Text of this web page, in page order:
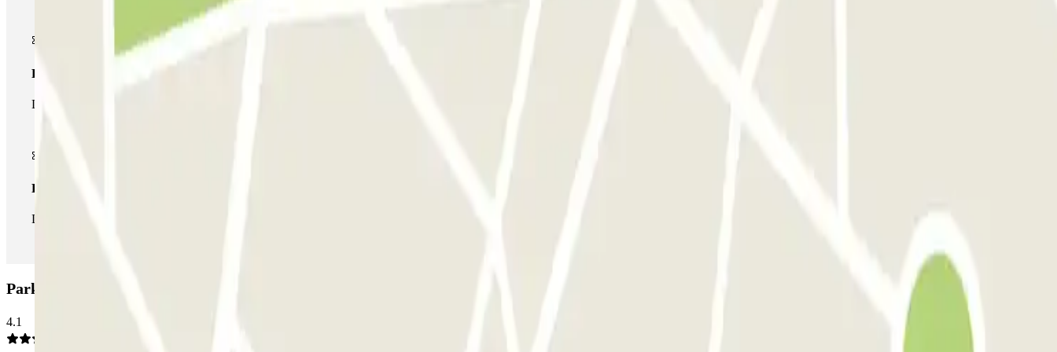
Pase multiparking
Durante tu estancia podrás hacer uso de toda la red de parkings de este operador disponibles en Parclick.
Pase ilimitado
Durante tu estancia podrás entrar y salir del parking todas las veces que quieras.
Parking APK2 Arjona: Opiniones
4.1